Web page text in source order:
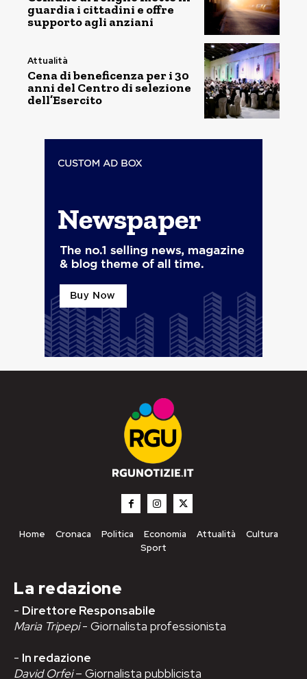
guardia i cittadini e offre
supporto agli anziani
Attualità
Cena di beneficenza per i 30
anni del Centro di selezione
dell’Esercito
Home Cronaca Politica Economia Attualità
Cultura
Sport
La redazione
- Direttore Responsabile
Maria Tripepi- Giornalista professionista
- In redazione
David Orfei– Giornalista pubblicista